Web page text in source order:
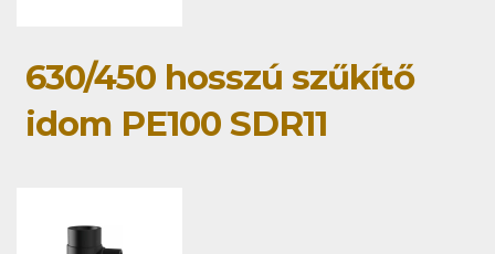
630/450 hosszú szűkítő
idom PE100 SDR11